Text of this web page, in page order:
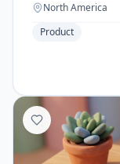
North America
Product